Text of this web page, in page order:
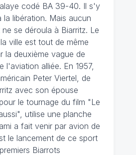
codé BA 39-40. Il s'y
la libération. Mais aucun
se déroula à Biarritz. Le
ville est tout de même
la deuxième vague de
l'aviation alliée. En 1957,
Peter Viertel, de
avec son épouse
le tournage du film "Le
utilise une planche
a fait venir par avion de
le lancement de ce sport
Biarrots